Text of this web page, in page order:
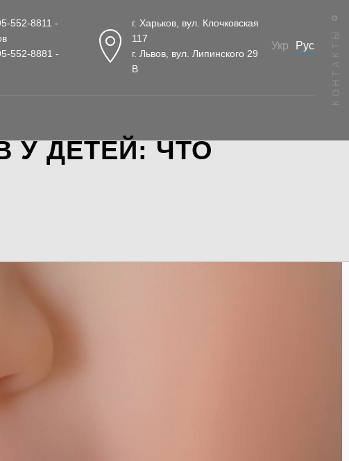
552-8811 -
552-8881 -
г. Харьков, вул. Клочковская
117
г. Львов, вул. Липинского 29
В
Укр Рус
У ДЕТЕЙ: ЧТО
КОНТАКТЫ